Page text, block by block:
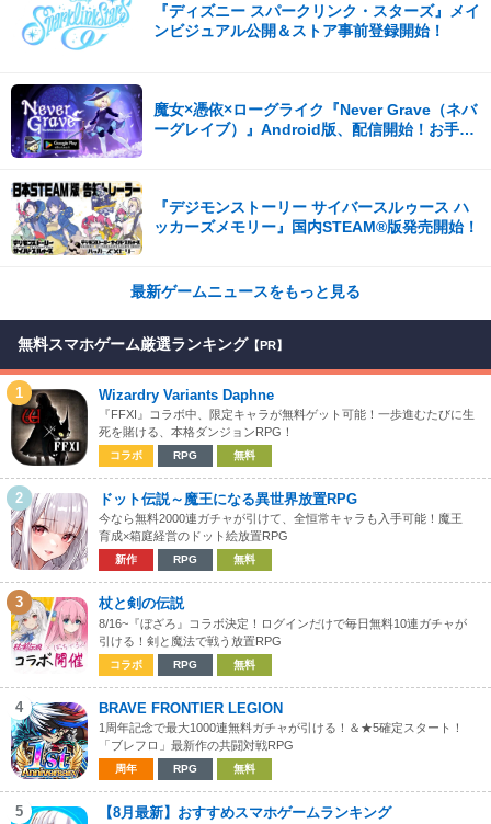
『ディズニー スパークリンク・スターズ』メイ
ンビジュアル公開＆ストア事前登録開始！
魔女×憑依×ローグライク『Never Grave（ネバ
ーグレイブ）』Android版、配信開始！お手頃
『デジモンストーリー サイバースルゥース ハ
ッカーズメモリー』国内STEAM®版発売開始！
最新ゲームニュースをもっと見る
無料スマホゲーム厳選ランキング 【PR】
1 Wizardry Variants Daphne
『FFXI』コラボ中、限定キャラが無料ゲット可能！一歩進むたびに生
死を賭ける、本格ダンジョンRPG！
コラボ RPG 無料
2 ドット伝説～魔王になる異世界放置RPG
今なら無料2000連ガチャが引けて、全恒常キャラも入手可能！魔王
育成×箱庭経営のドット絵放置RPG
新作 RPG 無料
3 杖と剣の伝説
8/16~『ぼざろ』コラボ決定！ログインだけで毎日無料10連ガチャが
引ける！剣と魔法で戦う放置RPG
コラボ RPG 無料
4 BRAVE FRONTIER LEGION
1周年記念で最大1000連無料ガチャが引ける！＆★5確定スタート！
「ブレフロ」最新作の共闘対戦RPG
周年 RPG 無料
5 【8月最新】おすすめスマホゲームランキング